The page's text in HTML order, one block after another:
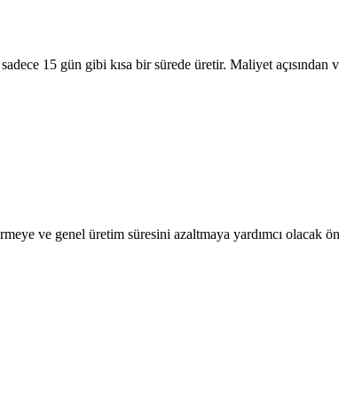
15 gün gibi kısa bir sürede üretir. Maliyet
ve genel üretim süresini azaltmaya yardımcı olacak